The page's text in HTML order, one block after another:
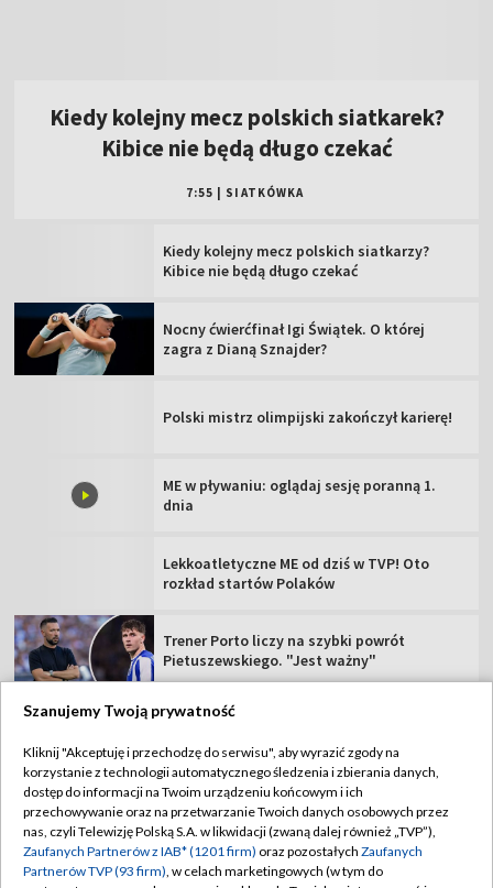
Kiedy kolejny mecz polskich siatkarek?
Kibice nie będą długo czekać
7:55 | SIATKÓWKA
Kiedy kolejny mecz polskich siatkarzy?
Kibice nie będą długo czekać
Nocny ćwierćfinał Igi Świątek. O której
zagra z Dianą Sznajder?
Polski mistrz olimpijski zakończył karierę!
ME w pływaniu: oglądaj sesję poranną 1.
dnia
Lekkoatletyczne ME od dziś w TVP! Oto
rozkład startów Polaków
Trener Porto liczy na szybki powrót
Pietuszewskiego. "Jest ważny"
TVP
Abonament TVP
Sklep TVP
Regulamin TVP
Polityka prywatności
Szanujemy Twoją prywatność
Kliknij "Akceptuję i przechodzę do serwisu", aby wyrazić zgody na
korzystanie z technologii automatycznego śledzenia i zbierania danych,
dostęp do informacji na Twoim urządzeniu końcowym i ich
przechowywanie oraz na przetwarzanie Twoich danych osobowych przez
nas, czyli Telewizję Polską S.A. w likwidacji (zwaną dalej również „TVP”),
Zaufanych Partnerów z IAB* (1201 firm) oraz pozostałych Zaufanych
Partnerów TVP (93 firm), w celach marketingowych (w tym do